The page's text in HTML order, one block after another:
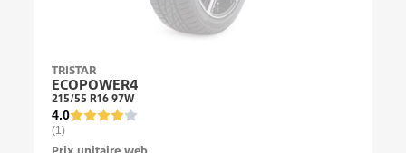
TRISTAR
ECOPOWER4
215/55 R16 97W
4.0
(1)